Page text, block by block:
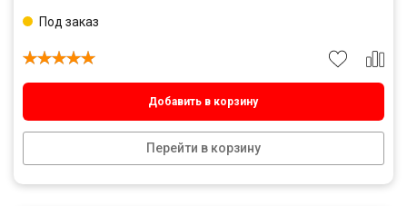
Добавить в корзину
Перейти в корзину
Под заказ